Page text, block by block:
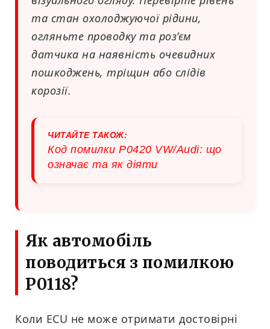
та стан охолоджуючої рідини,
огляньте проводку та роз’єм
датчика на наявність очевидних
пошкоджень, тріщин або слідів
корозії.
ЧИТАЙТЕ ТАКОЖ:
Код помилки P0420 VW/Audi: що
означає та як діяти
Як автомобіль
поводиться з помилкою
P0118?
Коли ECU не може отримати достовірні